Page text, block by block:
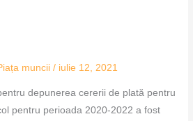
muncii / iulie 12, 2021
depunerea cererii de plată pentru
pentru perioada 2020-2022 a fost